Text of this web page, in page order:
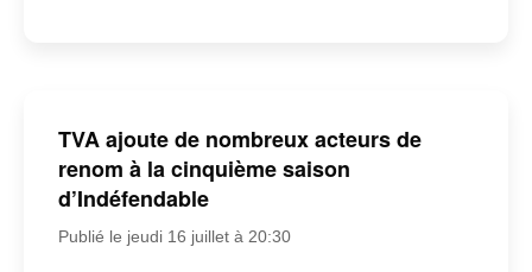
TVA ajoute de nombreux acteurs de
renom à la cinquième saison
d’Indéfendable
Publié le jeudi 16 juillet à 20:30